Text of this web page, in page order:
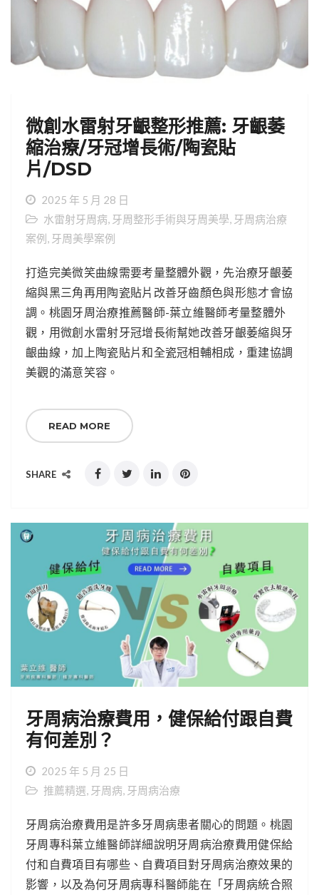
微創水雷射牙齦整形推薦: 牙齦萎
縮治療/牙冠增長術/陶瓷貼
片/DSD
2025 年 5 月 28 日
水雷射牙周病, 牙周整形手術與牙周美學, 牙周病治療
案例, 牙周美學案例
打造完美微笑曲線需要考量整體外觀，先治療牙齦萎
縮與黑三角再用陶瓷貼片改善牙齒顏色與形態才會協
調。桃園牙周治療推薦醫師-葉立維醫師考量整體外
觀，用微創水雷射牙冠增長術幫她改善牙齦萎縮與牙
齦曲線，加上陶瓷貼片和全瓷冠相輔相成，重建協調
美觀的滿意笑容。
READ MORE
SHARE
牙周病治療費用，健保給付跟自費
有何差別？
2025 年 5 月 25 日
推薦精選, 牙周病, 牙周病治療
牙周病治療費用是許多牙周病患者關心的問題。桃園
牙周專科葉立維醫師詳細說明牙周病治療費用健保給
付和自費項目有哪些、自費項目對牙周病治療效果的
影響，以及為何牙周病專科醫師能在「牙周病統合照